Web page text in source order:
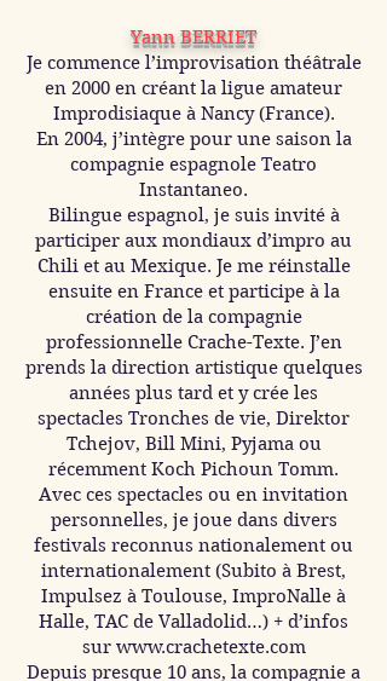
Yann BERRIET
Je commence l’improvisation théâtrale
en 2000 en créant la ligue amateur
Improdisiaque à Nancy (France).
En 2004, j’intègre pour une saison la
compagnie espagnole Teatro
Instantaneo.
Bilingue espagnol, je suis invité à
participer aux mondiaux d’impro au
Chili et au Mexique. Je me réinstalle
ensuite en France et participe à la
création de la compagnie
professionnelle Crache-Texte. J’en
prends la direction artistique quelques
années plus tard et y crée les
spectacles Tronches de vie, Direktor
Tchejov, Bill Mini, Pyjama ou
récemment Koch Pichoun Tomm.
Avec ces spectacles ou en invitation
personnelles, je joue dans divers
festivals reconnus nationalement ou
internationalement (Subito à Brest,
Impulsez à Toulouse, ImproNalle à
Halle, TAC de Valladolid…) + d’infos
sur www.crachetexte.com
Depuis presque 10 ans, la compagnie a